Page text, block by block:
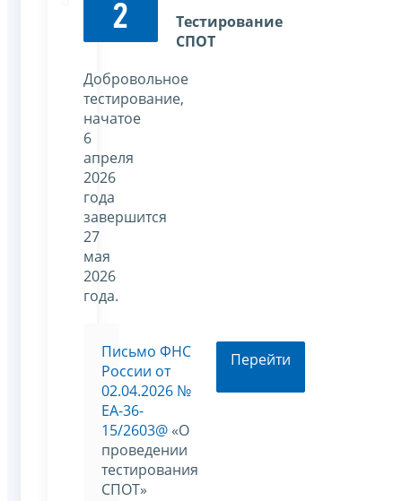
2
Тестирование
СПОТ
Добровольное
тестирование,
начатое
6
апреля
2026
года
завершится
27
мая
2026
года.
Письмо ФНС
России от
02.04.2026 №
ЕА-36-
15/2603@ «О
проведении
тестирования
СПОТ»
Перейти